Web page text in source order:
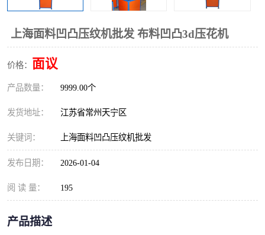
上海面料凹凸压纹机批发 布料凹凸3d压花机
价格： 面议
产品数量： 9999.00个
发货地址： 江苏省常州天宁区
关键词： 上海面料凹凸压纹机批发
发布日期： 2026-01-04
阅 读 量： 195
产品描述